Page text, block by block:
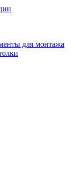
для монтажа